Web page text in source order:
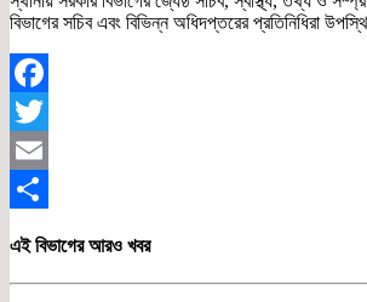
বিভাগের সচিব এবং বিভিন্ন অধিদপ্তরের প্রতিনিধিরা
Facebook
Twitter
Email
এই বিভাগের আরও খবর